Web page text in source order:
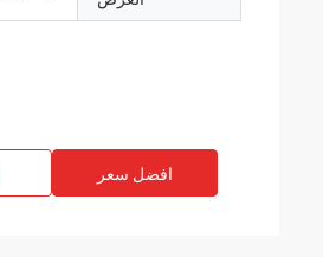
افضل سعر